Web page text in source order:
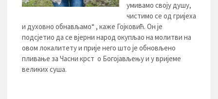
умивамо своју душу,
чистимо се од гријеха
и духовно обнављамо“ , каже Гојковић. Он је
подсјетио да се вјерни народ окупљао на молитви на
овом локалитету и прије него што је обновљено
пливање за Часни крст о Богојављењу и у вријеме
великих суша.